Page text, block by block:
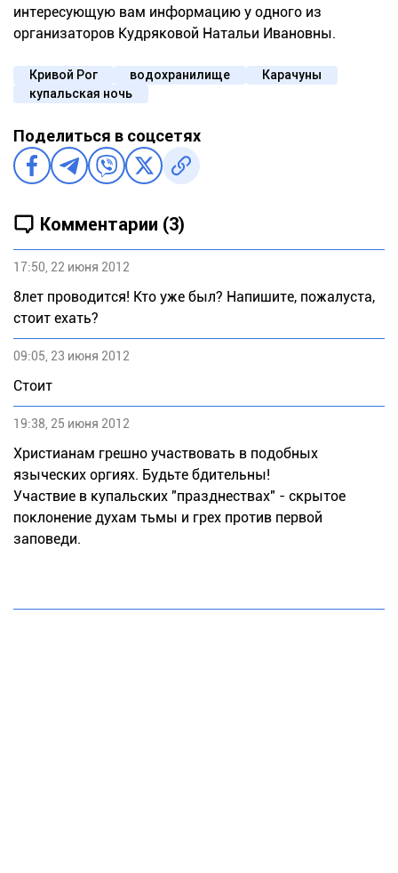
интересующую вам информацию у одного из
организаторов Кудряковой Натальи Ивановны.
Кривой Рог водохранилище
Карачуны
купальская ночь
Поделиться в соцсетях
Комментарии (3)
17:50, 22 июня 2012
8лет проводится! Кто уже был? Напишите, пожалуста,
стоит ехать?
09:05, 23 июня 2012
Стоит
19:38, 25 июня 2012
Христианам грешно участвовать в подобных
языческих оргиях. Будьте бдительны!
Участвие в купальских "празднествах" - скрытое
поклонение духам тьмы и грех против первой
заповеди.